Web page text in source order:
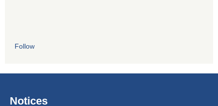
Follow
Notices